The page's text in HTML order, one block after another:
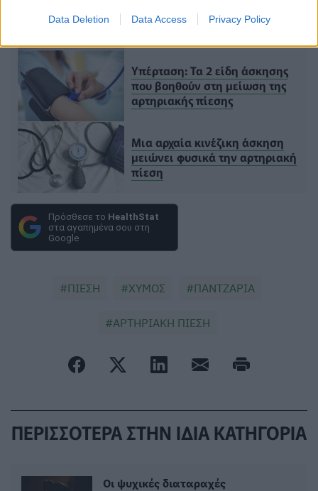
Data Deletion Data Access Privacy Policy
να μετράμε την πίεση – Τι να
προσέχουμε
Υπέρταση: Τα 2 είδη άσκησης
που βοηθούν στη μείωση της
αρτηριακής πίεσης
Μια αρχαία κινέζικη άσκηση
μειώνει φυσικά την αρτηριακή
πίεση
Πρόσθεσε το HealthStat
στα αγαπημένα σου στη
Google
ΠΙΕΣΗ ΧΥΜΟΣ ΠΑΝΤΖΑΡΙΑ
ΑΡΤΗΡΙΑΚΗ ΠΙΕΣΗ
ΠΕΡΙΣΣΟΤΕΡΑ ΣΤΗΝ ΙΔΙΑ ΚΑΤΗΓΟΡΙΑ
Οι ψυχικές διαταραχές